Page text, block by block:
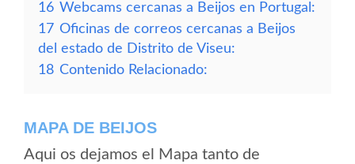
16 Webcams cercanas a Beijos en Portugal:
17 Oficinas de correos cercanas a Beijos
del estado de Distrito de Viseu:
18 Contenido Relacionado:
MAPA DE BEIJOS
Aqui os dejamos el Mapa tanto de